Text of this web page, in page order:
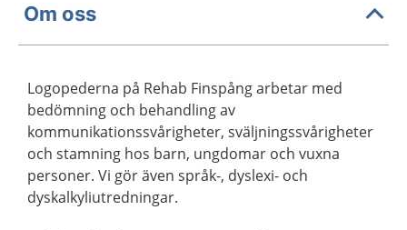
Om oss
Logopederna på Rehab Finspång arbetar med
bedömning och behandling av
kommunikationssvårigheter, sväljningssvårigheter
och stamning hos barn, ungdomar och vuxna
personer. Vi gör även språk-, dyslexi- och
dyskalkyliutredningar.